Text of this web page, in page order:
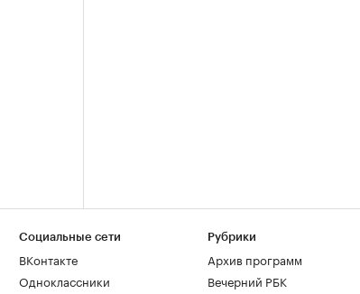
Социальные сети
ВКонтакте
Одноклассники
Рубрики
Архив программ
Вечерний РБК